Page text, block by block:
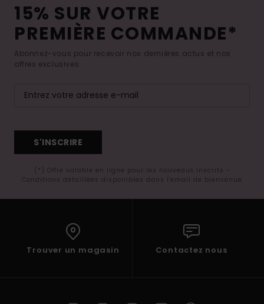
15% SUR VOTRE
PREMIÈRE COMMANDE*
Abonnez-vous pour recevoir nos dernières actus et nos
offres exclusives.
S'INSCRIRE
(*) Offre valable en ligne pour les nouveaux inscrits -
Conditions détaillées disponibles dans l'email de bienvenue
Trouver un magasin Contactez nous